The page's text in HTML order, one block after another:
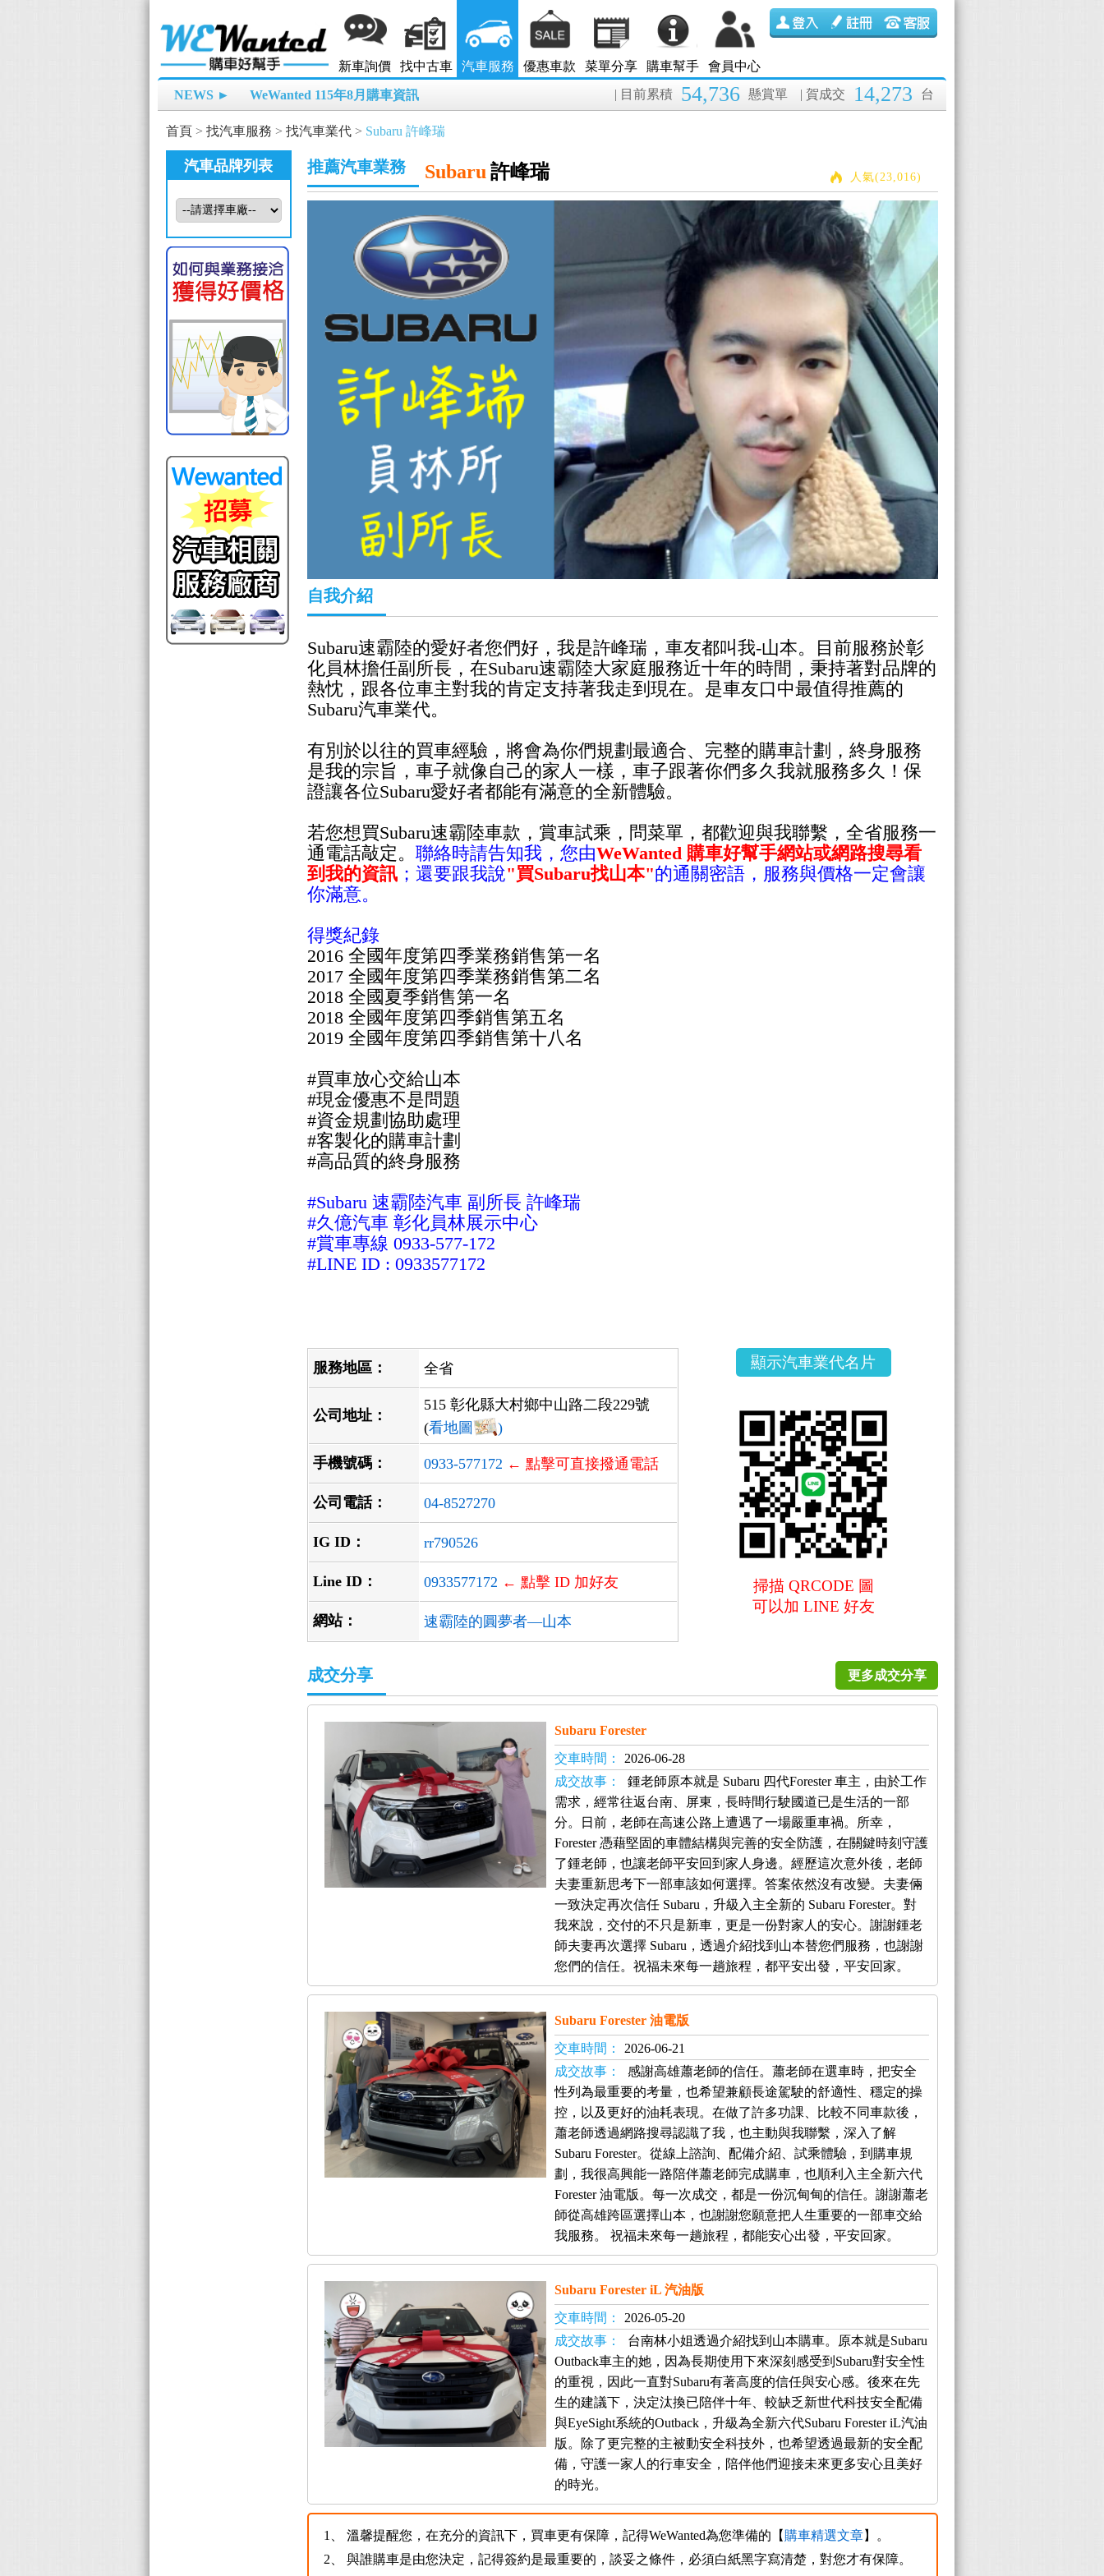
新車詢價 找中古車 汽車服務 優惠車款 菜單分享 購車幫手 會員中心
NEWS ► WeWanted 115年8月購車資訊 | 賀成交 14,273 台
| 目前累積 54,736 懸賞單
首頁 > 找汽車服務 > 找汽車業代 > Subaru 許峰瑞
汽車品牌列表 推薦汽車業務 Subaru 許峰瑞 人氣(23,016)
自我介紹
Subaru速霸陸的愛好者您們好，我是許峰瑞，車友都叫我-山本。目前服務於彰
化員林擔任副所長，在Subaru速霸陸大家庭服務近十年的時間，秉持著對品牌的
熱忱，跟各位車主對我的肯定支持著我走到現在。是車友口中最值得推薦的
Subaru汽車業代。
有別於以往的買車經驗，將會為你們規劃最適合、完整的購車計劃，終身服務
是我的宗旨，車子就像自己的家人一樣，車子跟著你們多久我就服務多久！保
證讓各位Subaru愛好者都能有滿意的全新體驗。
若您想買Subaru速霸陸車款，賞車試乘，問菜單，都歡迎與我聯繫，全省服務一
通電話敲定。聯絡時請告知我，您由WeWanted 購車好幫手網站或網路搜尋看
到我的資訊 ；還要跟我說"買Subaru找山本"的通關密語，服務與價格一定會讓
你滿意。
得獎紀錄
2016 全國年度第四季業務銷售第一名
2017 全國年度第四季業務銷售第二名
2018 全國夏季銷售第一名
2018 全國年度第四季銷售第五名
2019 全國年度第四季銷售第十八名
#買車放心交給山本
#現金優惠不是問題
#資金規劃協助處理
#客製化的購車計劃
#高品質的終身服務
#Subaru 速霸陸汽車 副所長許峰瑞
#久億汽車 彰化員林展示中心
#賞車專線 0933-577-172
#LINE ID : 0933577172
服務地區： 全省
公司地址：
515 彰化縣大村鄉中山路二段229號
(看地圖 )
手機號碼： 0933-577172 ← 點擊可直接撥通電話
公司電話： 04-8527270
IG ID： rr790526
Line ID： 0933577172 ← 點擊 ID 加好友
網站： 速霸陸的圓夢者—山本
顯示汽車業代名片
掃描 QRCODE 圖
可以加 LINE 好友
成交分享 更多成交分享
Subaru Forester
交車時間：
2026-06-28
成交故事：
鍾老師原本就是 Subaru 四代Forester 車主，由於工作
需求，經常往返台南、屏東，長時間行駛國道已是生活的一部
分。日前，老師在高速公路上遭遇了一場嚴重車禍。所幸，
Forester 憑藉堅固的車體結構與完善的安全防護，在關鍵時刻守護
了鍾老師，也讓老師平安回到家人身邊。經歷這次意外後，老師
夫妻重新思考下一部車該如何選擇。答案依然沒有改變。夫妻倆
一致決定再次信任 Subaru，升級入主全新的 Subaru Forester。對
我來說，交付的不只是新車，更是一份對家人的安心。謝謝鍾老
師夫妻再次選擇 Subaru，透過介紹找到山本替您們服務，也謝謝
您們的信任。祝福未來每一趟旅程，都平安出發，平安回家。
Subaru Forester 油電版
交車時間：
2026-06-21
成交故事：
感謝高雄蕭老師的信任。蕭老師在選車時，把安全
性列為最重要的考量，也希望兼顧長途駕駛的舒適性、穩定的操
控，以及更好的油耗表現。在做了許多功課、比較不同車款後，
蕭老師透過網路搜尋認識了我，也主動與我聯繫，深入了解
Subaru Forester。從線上諮詢、配備介紹、試乘體驗，到購車規
劃，我很高興能一路陪伴蕭老師完成購車，也順利入主全新六代
Forester 油電版。每一次成交，都是一份沉甸甸的信任。謝謝蕭老
師從高雄跨區選擇山本，也謝謝您願意把人生重要的一部車交給
我服務。 祝福未來每一趟旅程，都能安心出發，平安回家。
Subaru Forester iL 汽油版
交車時間：
2026-05-20
成交故事：
台南林小姐透過介紹找到山本購車。原本就是Subaru
Outback車主的她，因為長期使用下來深刻感受到Subaru對安全性
的重視，因此一直對Subaru有著高度的信任與安心感。後來在先
生的建議下，決定汰換已陪伴十年、較缺乏新世代科技安全配備
與EyeSight系統的Outback，升級為全新六代Subaru Forester iL汽油
版。除了更完整的主被動安全科技外，也希望透過最新的安全配
備，守護一家人的行車安全，陪伴他們迎接未來更多安心且美好
的時光。
1、 溫馨提醒您，在充分的資訊下，買車更有保障，記得WeWanted為您準備的【 購車精選文章】。
2、
與誰購車是由您決定，記得簽約是最重要的，談妥之條件，必須白紙黑字寫清楚，對您才有保障。